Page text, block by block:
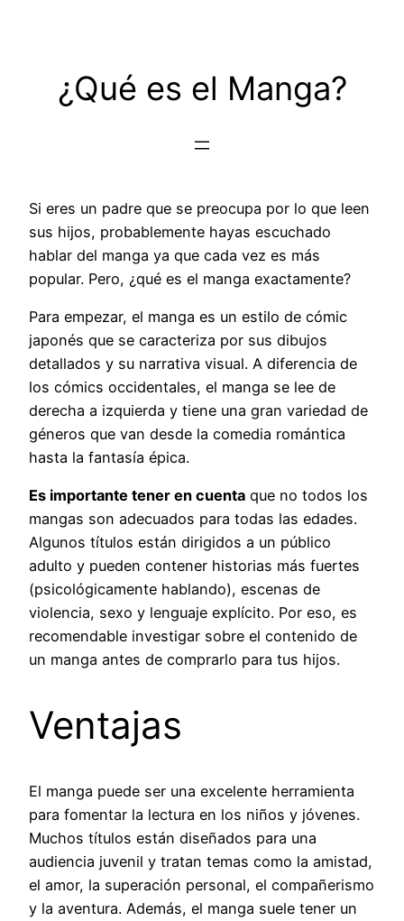
¿Qué es el Manga?
Si eres un padre que se preocupa por lo que leen
sus hijos, probablemente hayas escuchado
hablar del manga ya que cada vez es más
popular. Pero, ¿qué es el manga exactamente?
Para empezar, el manga es un estilo de cómic
japonés que se caracteriza por sus dibujos
detallados y su narrativa visual. A diferencia de
los cómics occidentales, el manga se lee de
derecha a izquierda y tiene una gran variedad de
géneros que van desde la comedia romántica
hasta la fantasía épica.
Es importante tener en cuenta que no todos los
mangas son adecuados para todas las edades.
Algunos títulos están dirigidos a un público
adulto y pueden contener historias más fuertes
(psicológicamente hablando), escenas de
violencia, sexo y lenguaje explícito. Por eso, es
recomendable investigar sobre el contenido de
un manga antes de comprarlo para tus hijos.
Ventajas
El manga puede ser una excelente herramienta
para fomentar la lectura en los niños y jóvenes.
Muchos títulos están diseñados para una
audiencia juvenil y tratan temas como la amistad,
el amor, la superación personal, el compañerismo
y la aventura. Además, el manga suele tener un